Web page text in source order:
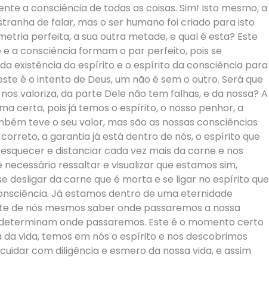
a consciência de todas as coisas. Sim! Isto mesmo, a
de falar, mas o ser humano foi criado para isto
perfeita, a sua outra metade, e qual é esta? Este
a consciência formam o par perfeito, pois se
existência do espírito e o espírito da consciência para
é o intento de Deus, um não é sem o outro. Será que
valoriza, da parte Dele não tem falhas, e da nossa? A
certa, pois já temos o espírito, o nosso penhor, a
teve o seu valor, mas são as nossas consciências
a garantia já está dentro de nós, o espírito que
e distanciar cada vez mais da carne e nos
necessário ressaltar e visualizar que estamos sim,
desligar da carne que é morta e se ligar no espírito que
Já estamos dentro de uma eternidade
de nós mesmos saber onde passaremos a nossa
onde passaremos. Este é o momento certo
vida, temos em nós o espírito e nos descobrimos
com diligência e esmero da nossa vida, e assim